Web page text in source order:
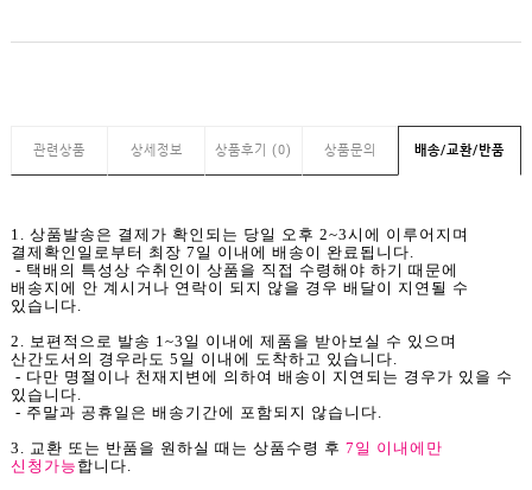
관련상품 상세정보 상품후기 (0) 상품문의 배송/교환/반품
1. 상품발송은 결제가 확인되는 당일 오후 2~3시에 이루어지며
결제확인일로부터 최장 7일 이내에 배송이 완료됩니다.
- 택배의 특성상 수취인이 상품을 직접 수령해야 하기 때문에
배송지에 안 계시거나 연락이 되지 않을 경우 배달이 지연될 수
있습니다.
2. 보편적으로 발송 1~3일 이내에 제품을 받아보실 수 있으며
산간도서의 경우라도 5일 이내에 도착하고 있습니다.
- 다만 명절이나 천재지변에 의하여 배송이 지연되는 경우가 있을 수
있습니다.
- 주말과 공휴일은 배송기간에 포함되지 않습니다.
3. 교환 또는 반품을 원하실 때는 상품수령 후 7일 이내에만
신청가능 합니다.